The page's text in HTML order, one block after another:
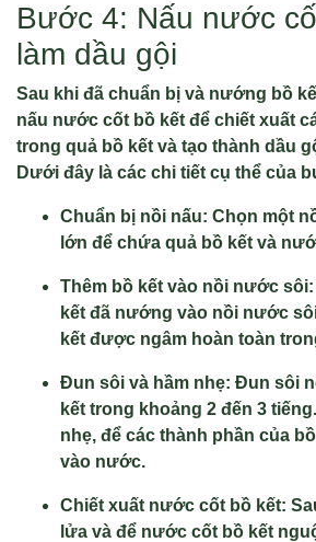
Bước 4: Nấu nước
làm dầu gội
Sau khi đã chuẩn bị và nướng bồ
nấu nước cốt bồ kết để chiết xuất
trong quả bồ kết và tạo thành dầu
Dưới đây là các chi tiết cụ thể của
Chuẩn bị nồi nấu: Chọn một
lớn để chứa quả bồ kết và
Thêm bồ kết vào nồi nước
kết đã nướng vào nồi nước
kết được ngâm hoàn toàn
Đun sôi và hầm nhẹ: Đun sôi
kết trong khoảng 2 đến 3
nhẹ, để các thành phần của
vào nước.
Chiết xuất nước cốt bồ kết:
lửa và để nước cốt bồ kết